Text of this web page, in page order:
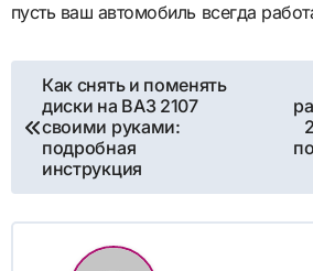
пусть ваш автомобиль всегда
Навигация
по
записям
Как снять и поменять
диски на ВАЗ 2107
своими руками:
подробная
инструкция